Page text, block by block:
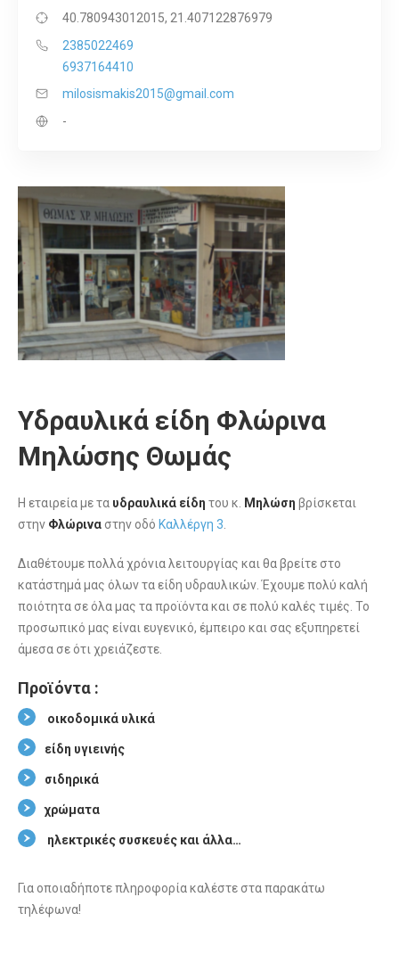
40.780943012015, 21.407122876979
2385022469
6937164410
milosismakis2015@gmail.com
-
Υδραυλικά είδη Φλώρινα
Μηλώσης Θωμάς
Η εταιρεία με τα υδραυλικά είδη του κ. Μηλώση βρίσκεται
στην Φλώρινα στην οδό Καλλέργη 3.
Διαθέτουμε πολλά χρόνια λειτουργίας και θα βρείτε στο
κατάστημά μας όλων τα είδη υδραυλικών. Έχουμε πολύ καλή
ποιότητα σε όλα μας τα προϊόντα και σε πολύ καλές τιμές. Το
προσωπικό μας είναι ευγενικό, έμπειρο και σας εξυπηρετεί
άμεσα σε ότι χρειάζεστε.
Προϊόντα :
οικοδομικά υλικά
είδη υγιεινής
σιδηρικά
χρώματα
ηλεκτρικές συσκευές και άλλα…
Για οποιαδήποτε πληροφορία καλέστε στα παρακάτω
τηλέφωνα!